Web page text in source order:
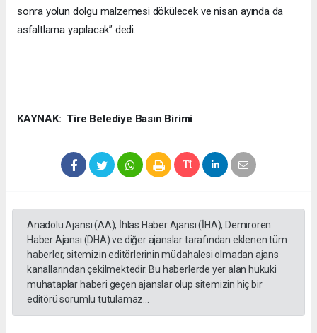
sonra yolun dolgu malzemesi dökülecek ve nisan ayında da
asfaltlama yapılacak” dedi.
KAYNAK: Tire Belediye Basın Birimi
Anadolu Ajansı (AA), İhlas Haber Ajansı (İHA), Demirören
Haber Ajansı (DHA) ve diğer ajanslar tarafından eklenen tüm
haberler, sitemizin editörlerinin müdahalesi olmadan ajans
kanallarından çekilmektedir. Bu haberlerde yer alan hukuki
muhataplar haberi geçen ajanslar olup sitemizin hiç bir
editörü sorumlu tutulamaz...